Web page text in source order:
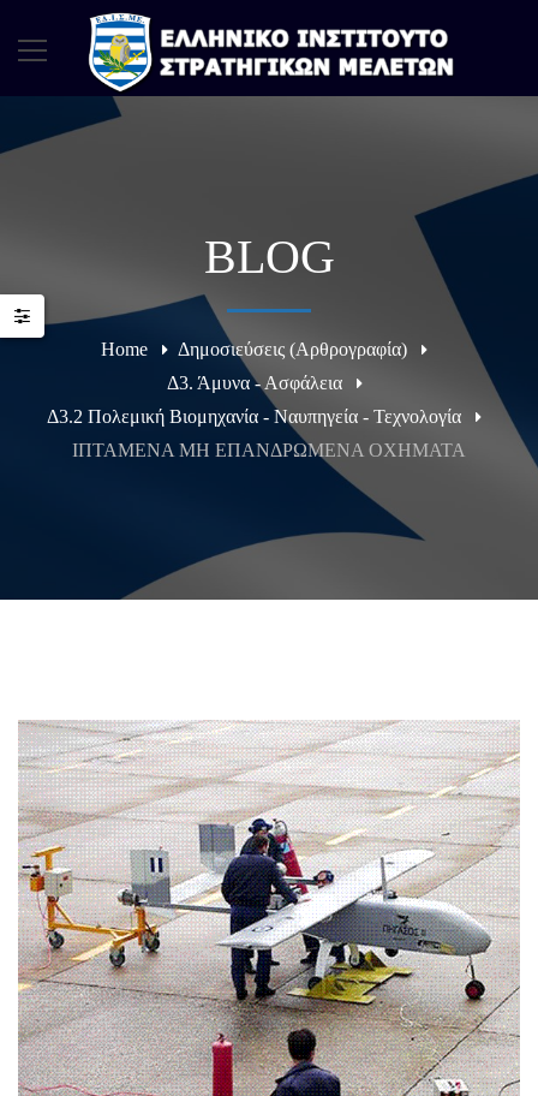
BLOG
Home
Δημοσιεύσεις (Αρθρογραφία)
Δ3. Άμυνα - Ασφάλεια
Δ3.2 Πολεμική Βιομηχανία - Ναυπηγεία - Τεχνολογία
ΙΠΤΑΜΕΝΑ ΜΗ ΕΠΑΝΔΡΩΜΕΝΑ ΟΧΗΜΑΤΑ